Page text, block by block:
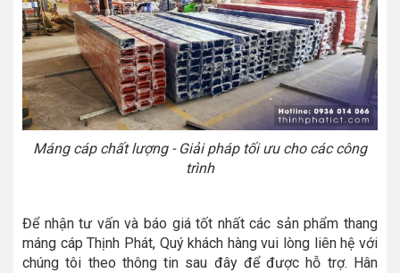
Máng cáp chất lượng - Giải pháp tối ưu cho các công
trình
Để nhận tư vấn và báo giá tốt nhất các sản phẩm thang
máng cáp Thịnh Phát, Quý khách hàng vui lòng liên hệ với
chúng tôi theo thông tin sau đây để được hỗ trợ. Hân